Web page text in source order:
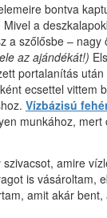
bontva
a
a szőlősbe –
az ajándékát!)
portalanítás
ecsettel vittem
Vízbázisú
munkához,
amire
is vásároltam,
amit akár